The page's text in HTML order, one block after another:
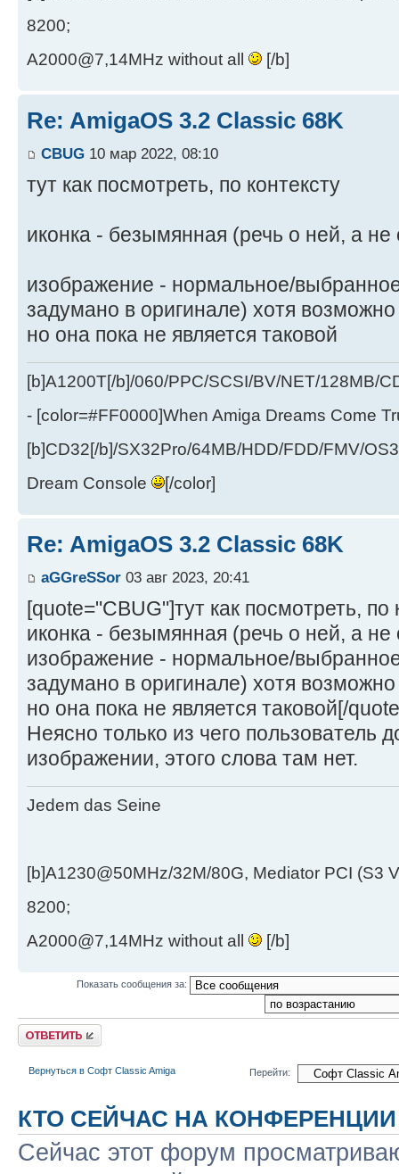
8200;
A2000@7,14MHz without all
[/b]
Re: AmigaOS 3.2 Classic 68K
CBUG 10 мар 2022, 08:10
тут как посмотреть, по контексту
иконка - безымянная (речь о ней, а не
изображение - нормальное/
задумано в оригинале) хотя возможно
но она пока не является таковой
[b]A1200T[/b]/060/PPC/SCSI/BV/NET/128MB/
- [color=#FF0000]When Amiga Dreams Come
[b]CD32[/b]/SX32Pro/64MB/HDD/FDD/FMV/
Dream Console
[/color]
Re: AmigaOS 3.2 Classic 68K
aGGreSSor 03 авг 2023, 20:41
[quote="CBUG"]тут как посмотреть, по
иконка - безымянная (речь о ней, а не
изображение - нормальное/
задумано в оригинале) хотя возможно
но она пока не является таковой[/
Неясно только из чего пользователь
изображении, этого слова там нет.
Jedem das Seine
[b]A1230@50MHz/32M/80G, Mediator PCI (S3
8200;
A2000@7,14MHz without all
[/b]
Показать сообщения за:
Ответить
Вернуться в Софт Classic Amiga Перейти:
КТО СЕЙЧАС НА КОНФЕРЕНЦИИ
Сейчас этот форум